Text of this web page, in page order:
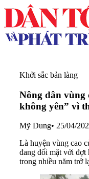
Khởi sắc bản làng
Nông dân vùng
không yên” vì
Mỹ Dung• 25/04/
Là huyện vùng cao
đang đối mặt với đợt
trong nhiều năm trở